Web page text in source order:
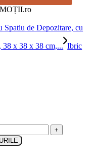
Spatiu de Depozitare, cu
x 38 x 38 cm,... Ibric
+